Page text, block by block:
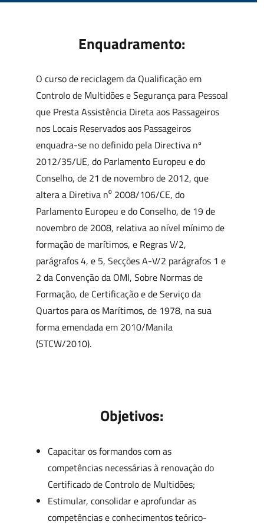
Enquadramento:
O curso de reciclagem da Qualificação em
Controlo de Multidões e Segurança para Pessoal
que Presta Assistência Direta aos Passageiros
nos Locais Reservados aos Passageiros
enquadra-se no definido pela Directiva nº
2012/35/UE, do Parlamento Europeu e do
Conselho, de 21 de novembro de 2012, que
altera a Diretiva n⁰ 2008/106/CE, do
Parlamento Europeu e do Conselho, de 19 de
novembro de 2008, relativa ao nível mínimo de
formação de marítimos, e Regras V/2,
parágrafos 4, e 5, Secções A-V/2 parágrafos 1 e
2 da Convenção da OMI, Sobre Normas de
Formação, de Certificação e de Serviço da
Quartos para os Marítimos, de 1978, na sua
forma emendada em 2010/Manila
(STCW/2010).
Objetivos:
Capacitar os formandos com as
competências necessárias à renovação do
Certificado de Controlo de Multidões;
Estimular, consolidar e aprofundar as
competências e conhecimentos teórico-